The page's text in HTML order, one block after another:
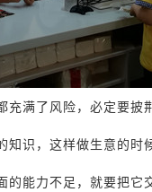
满了风险，必定要
识，这样做生意的
能力不足，就要把